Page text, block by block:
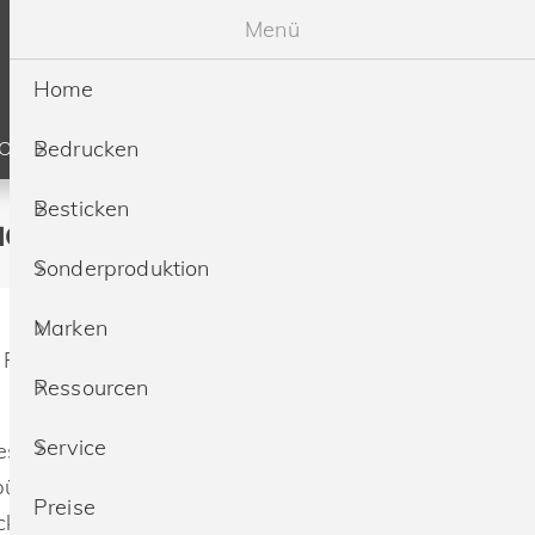
& besticken
ringgesponnen und gekämmt
mit Aufhänger
Menü
Home
Bedrucken
Besticken
Sonderproduktion
Marken
Ressourcen
Service
Preise